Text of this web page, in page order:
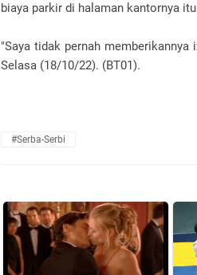
biaya parkir di halaman kantornya
"Saya tidak pernah
Selasa (18/10/22). (BT01).
#Serba-Serbi